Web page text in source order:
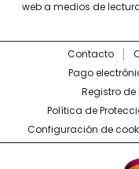
web a medios de
Contacto
Pago
Registro de
Política de
Configuración de